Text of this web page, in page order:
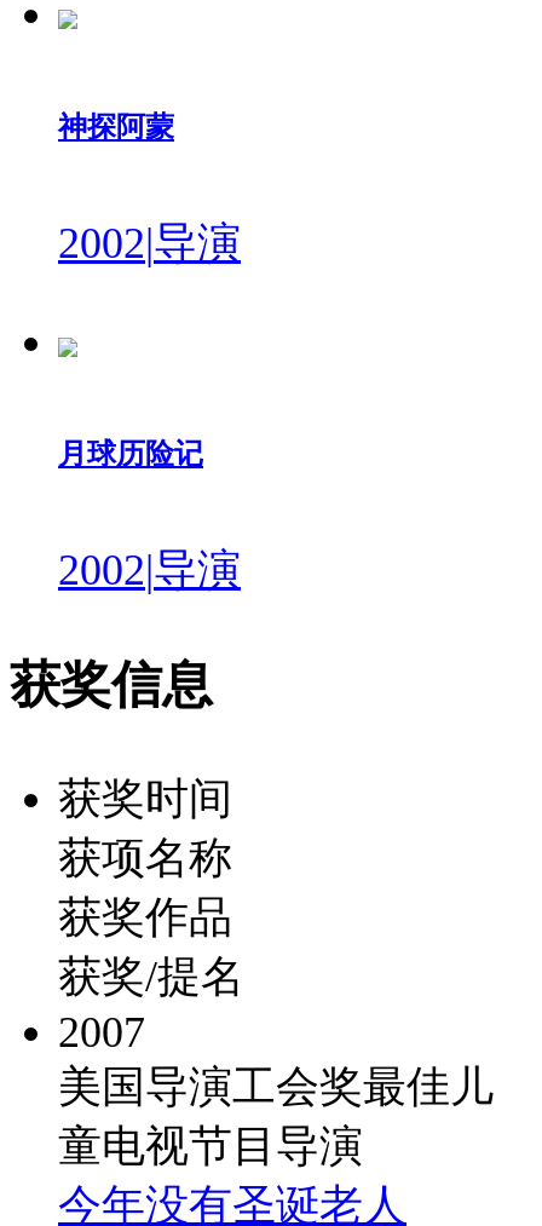
神探阿蒙
2002|导演
月球历险记
2002|导演
获奖信息
获奖时间
获项名称
获奖作品
获奖/提名
2007
美国导演工会奖最佳儿
童电视节目导演
今年没有圣诞老人